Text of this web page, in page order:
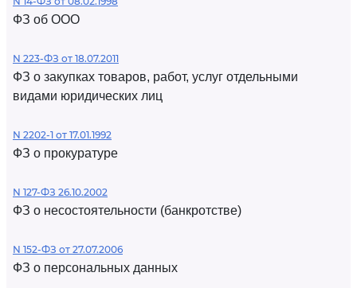
ФЗ об ООО
N 223-ФЗ от 18.07.2011
ФЗ о закупках товаров, работ, услуг отдельными
видами юридических лиц
N 2202-1 от 17.01.1992
ФЗ о прокуратуре
N 127-ФЗ 26.10.2002
ФЗ о несостоятельности (банкротстве)
N 152-ФЗ от 27.07.2006
ФЗ о персональных данных